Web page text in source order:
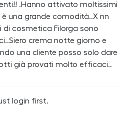
.Hanno attivato moltissimi
è una grande comodità..X nn
cosmetica Filorga sono
crema notte giorno e
una cliente posso solo dare
già provati molto efficaci..
login first.